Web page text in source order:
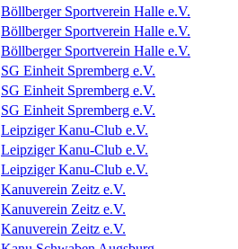
Böllberger Sportverein Halle e.V.
Böllberger Sportverein Halle e.V.
Böllberger Sportverein Halle e.V.
SG Einheit Spremberg e.V.
SG Einheit Spremberg e.V.
SG Einheit Spremberg e.V.
Leipziger Kanu-Club e.V.
Leipziger Kanu-Club e.V.
Leipziger Kanu-Club e.V.
Kanuverein Zeitz e.V.
Kanuverein Zeitz e.V.
Kanuverein Zeitz e.V.